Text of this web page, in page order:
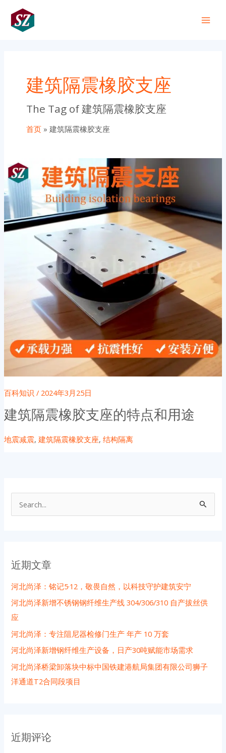
建筑隔震橡胶支座
The Tag of 建筑隔震橡胶支座
首页 建筑隔震橡胶支座
百科知识 / 2024年3月25日
建筑隔震橡胶支座的特点和用途
地震减震, 建筑隔震橡胶支座, 结构隔离
近期文章
河北尚泽：铭记5·12，敬畏自然，以科技守护建筑安宁
河北尚泽新增不锈钢钢纤维生产线 304/306/310 自产拔丝供
应
河北尚泽：专注阻尼器检修门生产 年产 10 万套
河北尚泽新增钢纤维生产设备，日产30吨赋能市场需求
河北尚泽桥梁卸落块中标中国铁建港航局集团有限公司狮子
洋通道T2合同段项目
近期评论